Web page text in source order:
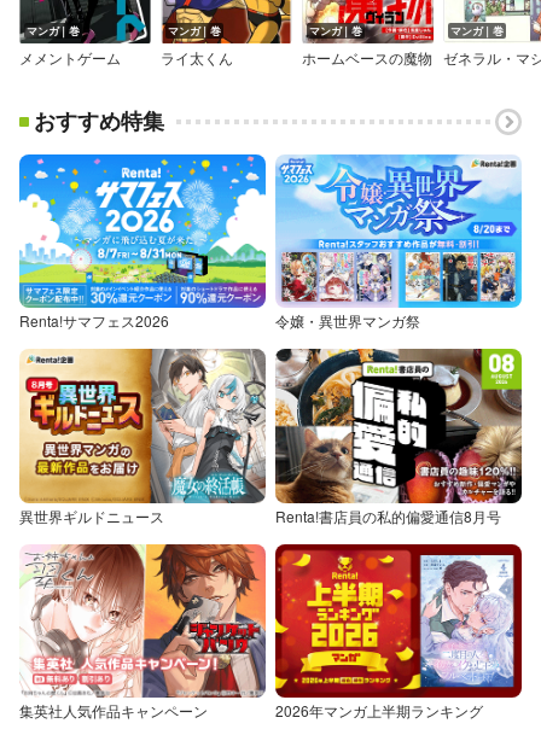
マンガ｜巻
メメントゲーム
マンガ｜巻
ライ太くん
マンガ｜巻
ホームベースの魔物
マンガ｜巻
おすすめ特集
Renta!サマフェス2026 令嬢・異世界マンガ祭
異世界ギルドニュース Renta!書店員の私的偏愛通信8月号
集英社人気作品キャンペーン 2026年マンガ上半期ランキング